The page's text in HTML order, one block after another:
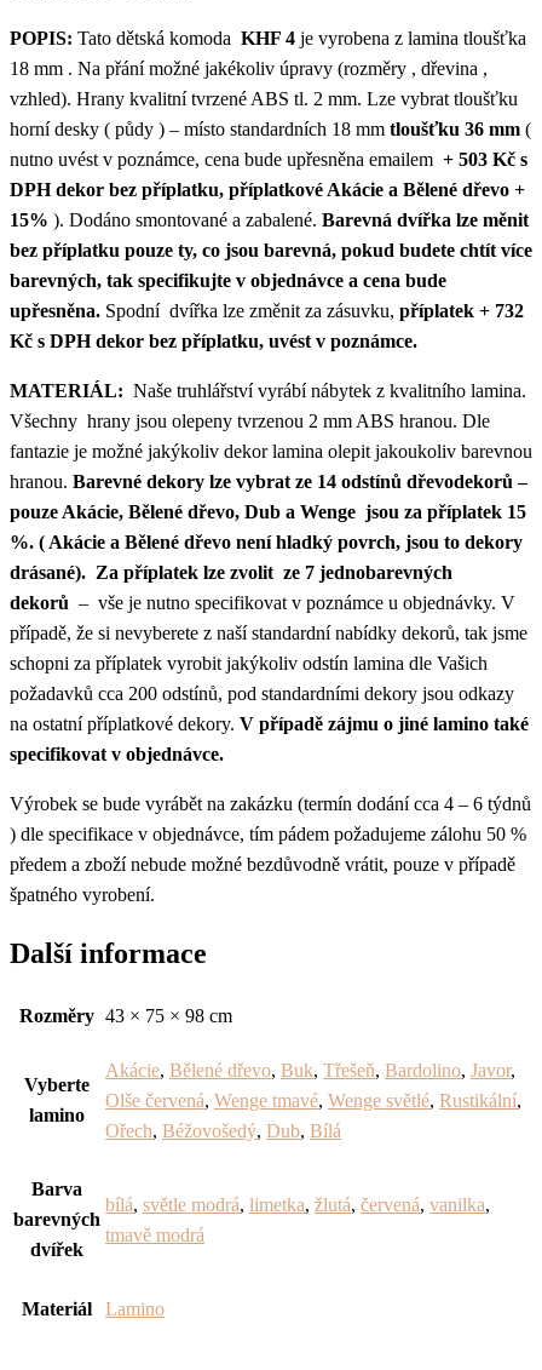
POPIS: Tato dětská komoda KHF 4 je vyrobena z lamina tloušťka
18 mm . Na přání možné jakékoliv úpravy (rozměry , dřevina ,
vzhled). Hrany kvalitní tvrzené ABS tl. 2 mm. Lze vybrat tloušťku
horní desky ( půdy ) – místo standardních 18 mm tloušťku 36 mm (
nutno uvést v poznámce, cena bude upřesněna emailem + 503 Kč s
DPH dekor bez příplatku, příplatkové Akácie a Bělené dřevo +
15% ). Dodáno smontované a zabalené. Barevná dvířka lze měnit
bez příplatku pouze ty, co jsou barevná, pokud budete chtít více
barevných, tak specifikujte v objednávce a cena bude
upřesněna. Spodní dvířka lze změnit za zásuvku, příplatek + 732
Kč s DPH dekor bez příplatku, uvést v poznámce.
MATERIÁL: Naše truhlářství vyrábí nábytek z kvalitního lamina.
Všechny hrany jsou olepeny tvrzenou 2 mm ABS hranou. Dle
fantazie je možné jakýkoliv dekor lamina olepit jakoukoliv barevnou
hranou. Barevné dekory lze vybrat ze 14 odstínů dřevodekorů –
pouze Akácie, Bělené dřevo, Dub a Wenge jsou za příplatek 15
%. ( Akácie a Bělené dřevo není hladký povrch, jsou to dekory
drásané). Za příplatek lze zvolit ze 7 jednobarevných
dekorů – vše je nutno specifikovat v poznámce u objednávky. V
případě, že si nevyberete z naší standardní nabídky dekorů, tak jsme
schopni za příplatek vyrobit jakýkoliv odstín lamina dle Vašich
požadavků cca 200 odstínů, pod standardními dekory jsou odkazy
na ostatní příplatkové dekory. V případě zájmu o jiné lamino také
specifikovat v objednávce.
Výrobek se bude vyrábět na zakázku (termín dodání cca 4 – 6 týdnů
) dle specifikace v objednávce, tím pádem požadujeme zálohu 50 %
předem a zboží nebude možné bezdůvodně vrátit, pouze v případě
špatného vyrobení.
Další informace
Rozměry 43 × 75 × 98 cm
Vyberte
lamino
Akácie, Bělené dřevo, Buk, Třešeň, Bardolino, Javor,
Olše červená, Wenge tmavé, Wenge světlé, Rustikální,
Ořech, Béžovošedý, Dub, Bílá
Barva
barevných
dvířek
bílá, světle modrá, limetka, žlutá, červená, vanilka,
tmavě modrá
Materiál Lamino